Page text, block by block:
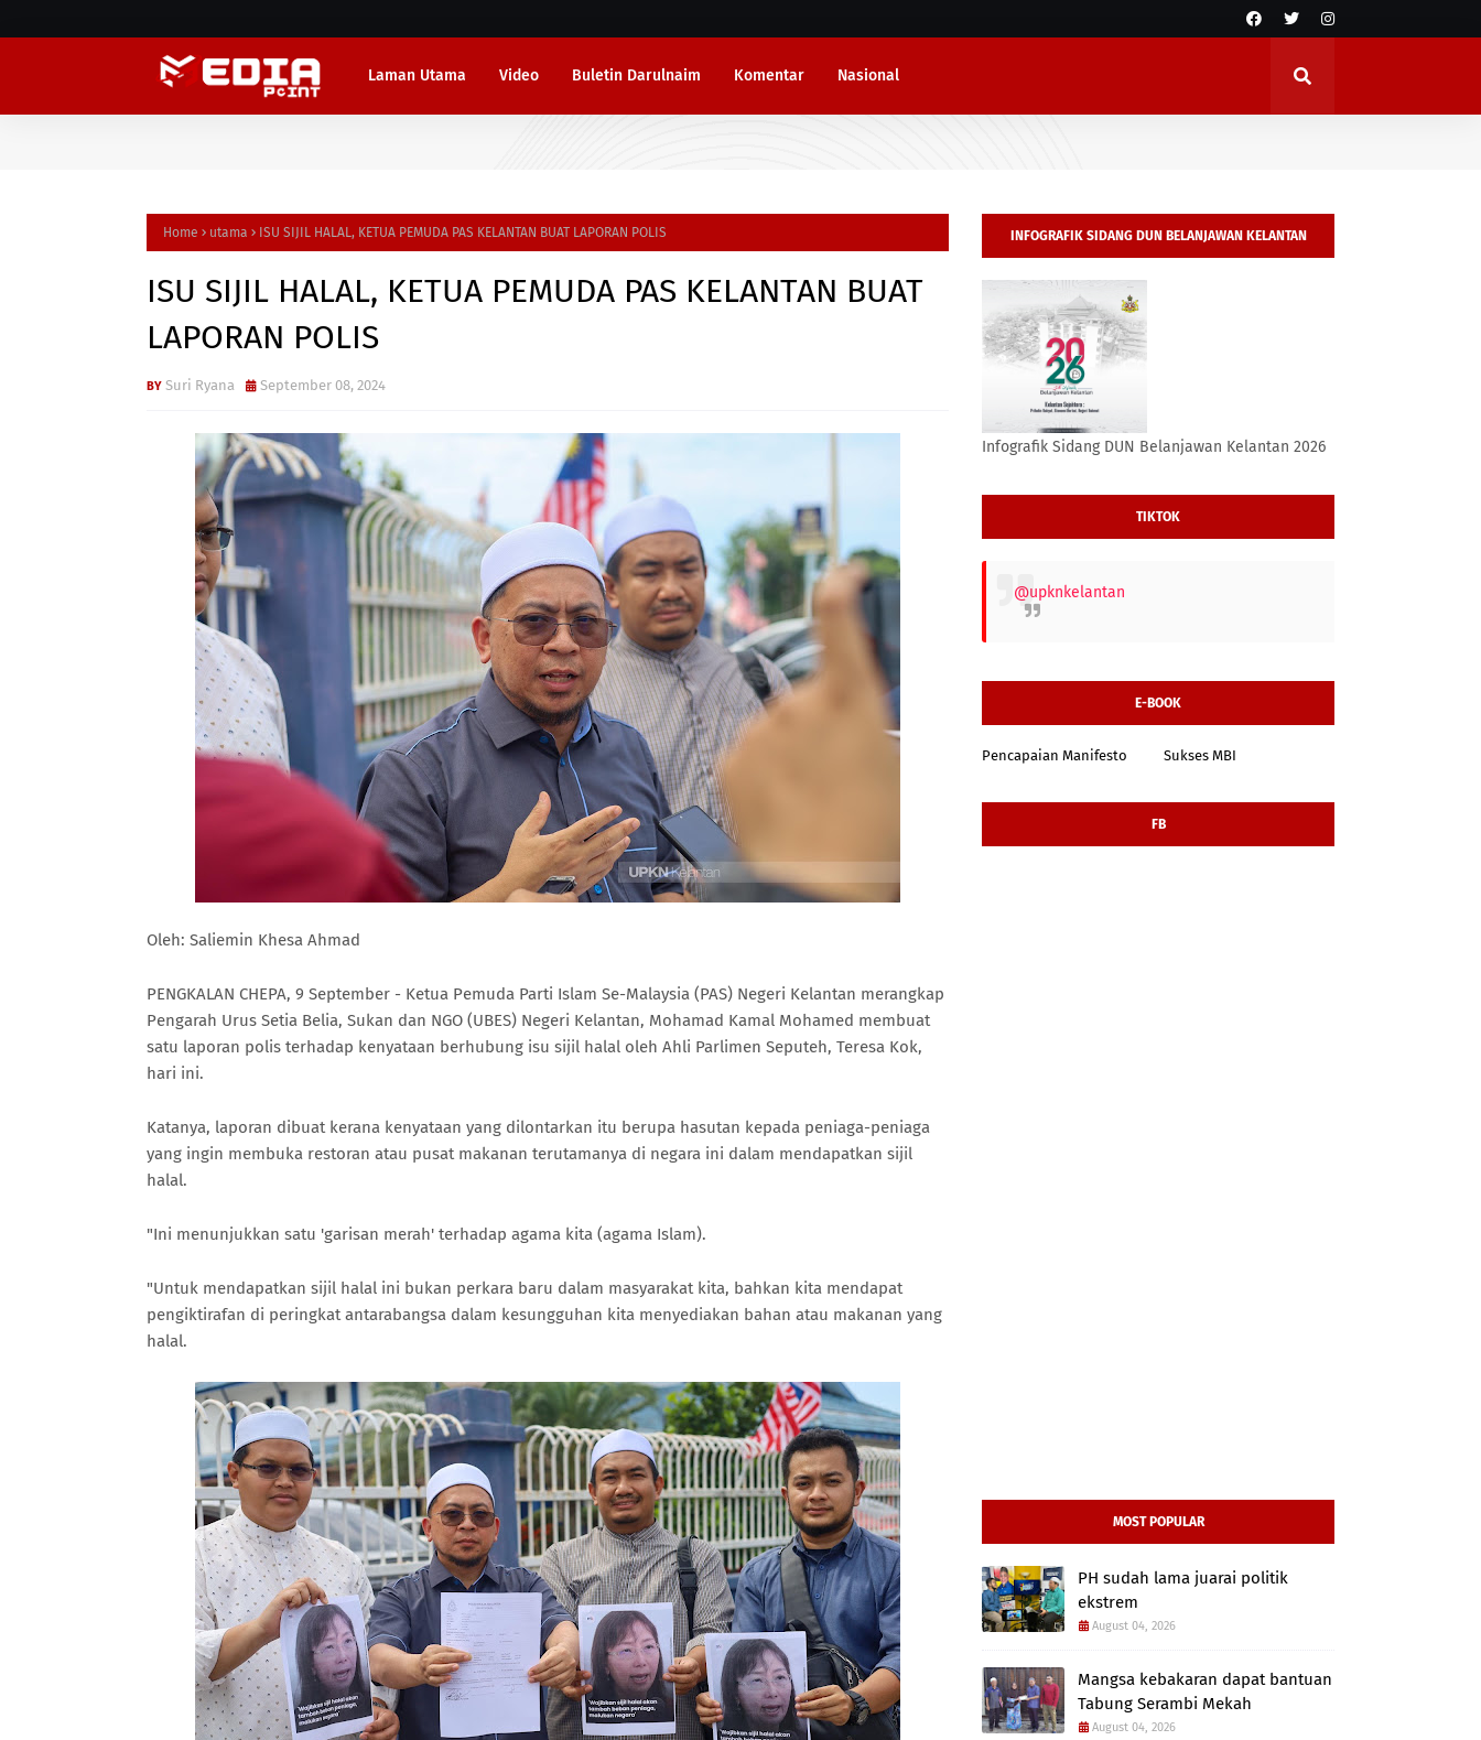
Laman Utama Video Buletin Darulnaim Komentar Nasional
Home utama ISU SIJIL HALAL, KETUA PEMUDA PAS KELANTAN BUAT LAPORAN POLIS
ISU SIJIL HALAL, KETUA PEMUDA PAS KELANTAN BUAT
LAPORAN POLIS
Suri Ryana September 08, 2024
Oleh: Saliemin Khesa Ahmad
PENGKALAN CHEPA, 9 September - Ketua Pemuda Parti Islam Se-Malaysia (PAS) Negeri Kelantan merangkap
Pengarah Urus Setia Belia, Sukan dan NGO (UBES) Negeri Kelantan, Mohamad Kamal Mohamed membuat
satu laporan polis terhadap kenyataan berhubung isu sijil halal oleh Ahli Parlimen Seputeh, Teresa Kok,
hari ini.
Katanya, laporan dibuat kerana kenyataan yang dilontarkan itu berupa hasutan kepada peniaga-peniaga
yang ingin membuka restoran atau pusat makanan terutamanya di negara ini dalam mendapatkan sijil
halal.
"Ini menunjukkan satu 'garisan merah' terhadap agama kita (agama Islam).
"Untuk mendapatkan sijil halal ini bukan perkara baru dalam masyarakat kita, bahkan kita mendapat
pengiktirafan di peringkat antarabangsa dalam kesungguhan kita menyediakan bahan atau makanan yang
halal.
INFOGRAFIK SIDANG DUN BELANJAWAN KELANTAN
2026
Infografik Sidang DUN Belanjawan Kelantan 2026
TIKTOK
@upknkelantan
E-BOOK
Pencapaian Manifesto Sukses MBI
FB
MOST POPULAR
PH sudah lama juarai politik
ekstrem
August 04, 2026
Mangsa kebakaran dapat bantuan
Tabung Serambi Mekah
August 04, 2026